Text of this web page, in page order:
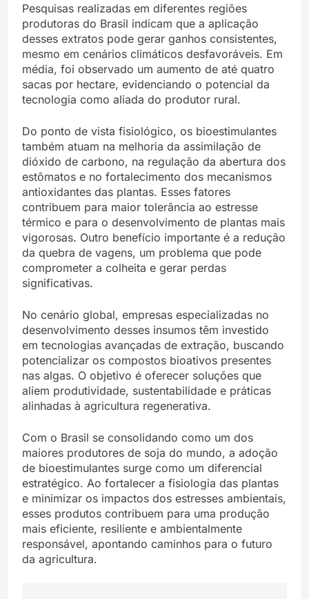
Pesquisas realizadas em diferentes regiões
produtoras do Brasil indicam que a aplicação
desses extratos pode gerar ganhos consistentes,
mesmo em cenários climáticos desfavoráveis. Em
média, foi observado um aumento de até quatro
sacas por hectare, evidenciando o potencial da
tecnologia como aliada do produtor rural.
Do ponto de vista fisiológico, os bioestimulantes
também atuam na melhoria da assimilação de
dióxido de carbono, na regulação da abertura dos
estômatos e no fortalecimento dos mecanismos
antioxidantes das plantas. Esses fatores
contribuem para maior tolerância ao estresse
térmico e para o desenvolvimento de plantas mais
vigorosas. Outro benefício importante é a redução
da quebra de vagens, um problema que pode
comprometer a colheita e gerar perdas
significativas.
No cenário global, empresas especializadas no
desenvolvimento desses insumos têm investido
em tecnologias avançadas de extração, buscando
potencializar os compostos bioativos presentes
nas algas. O objetivo é oferecer soluções que
aliem produtividade, sustentabilidade e práticas
alinhadas à agricultura regenerativa.
Com o Brasil se consolidando como um dos
maiores produtores de soja do mundo, a adoção
de bioestimulantes surge como um diferencial
estratégico. Ao fortalecer a fisiologia das plantas
e minimizar os impactos dos estresses ambientais,
esses produtos contribuem para uma produção
mais eficiente, resiliente e ambientalmente
responsável, apontando caminhos para o futuro
da agricultura.